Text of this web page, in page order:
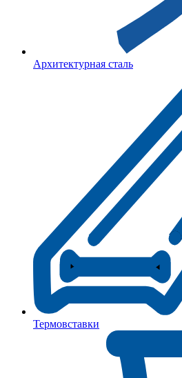
Архитектурная сталь
Термовставки